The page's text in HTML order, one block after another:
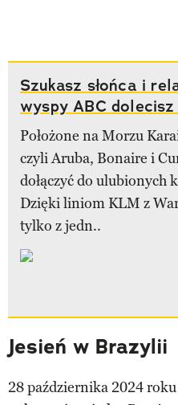
Szukasz słońca i
wyspy ABC
Położone na Morzu
czyli Aruba, Bonaire i
dołączyć do ulubionych
Dzięki liniom KLM z
tylko z jedn..
Jesień w Brazylii
28 października 2024